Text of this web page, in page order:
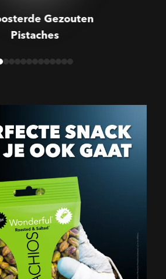
Gezouten
Pistaches